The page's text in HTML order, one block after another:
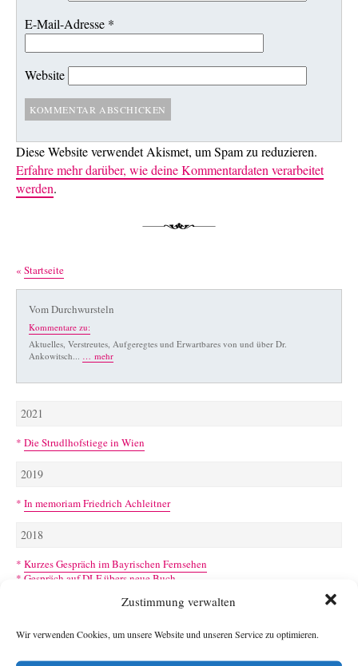
Zustimmung verwalten
Wir verwenden Cookies, um unsere Website und unseren Service zu optimieren.
E-Mail-Adresse *
Website
Diese Website verwendet Akismet, um Spam zu reduzieren.
Erfahre mehr darüber, wie deine Kommentardaten verarbeitet
werden.
« Startseite
Vom Durchwursteln
Kommentare zu:
Aktuelles, Verstreutes, Aufgeregtes und Erwartbares von und über Dr.
Ankowitsch...
… mehr
2021
* Die Strudlhofstiege in Wien
2019
* In memoriam Friedrich Achleitner
2018
* Kurzes Gespräch im Bayrischen Fernsehen
* Gespräch auf DLF übers neue Buch